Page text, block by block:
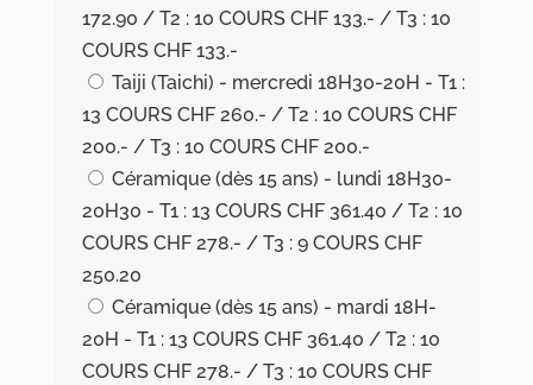
172.90 / T2 : 10 COURS CHF 133.- / T3 : 10
COURS CHF 133.-
Taiji (Taichi) - mercredi 18H30-20H - T1 :
13 COURS CHF 260.- / T2 : 10 COURS CHF
200.- / T3 : 10 COURS CHF 200.-
Céramique (dès 15 ans) - lundi 18H30-
20H30 - T1 : 13 COURS CHF 361.40 / T2 : 10
COURS CHF 278.- / T3 : 9 COURS CHF
250.20
Céramique (dès 15 ans) - mardi 18H-
20H - T1 : 13 COURS CHF 361.40 / T2 : 10
COURS CHF 278.- / T3 : 10 COURS CHF